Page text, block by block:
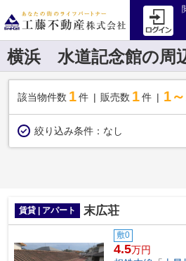
横浜 水道記念館の周
該当物件数 1件 販売数 1 件 1
絞り込み条件： なし
賃貸 | アパート 末広荘
敷0
4.5万円